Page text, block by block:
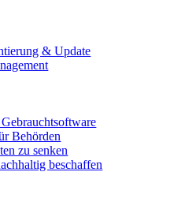
& Update
Behörden
zu senken
beschaffen